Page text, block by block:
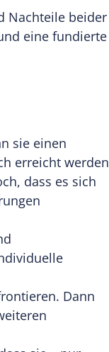
Nachteile beider
eine fundierte
sie einen
erreicht werden
dass es sich
Dann